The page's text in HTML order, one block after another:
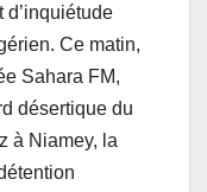
Ce matin,
Sahara FM,
désertique du
à Niamey, la